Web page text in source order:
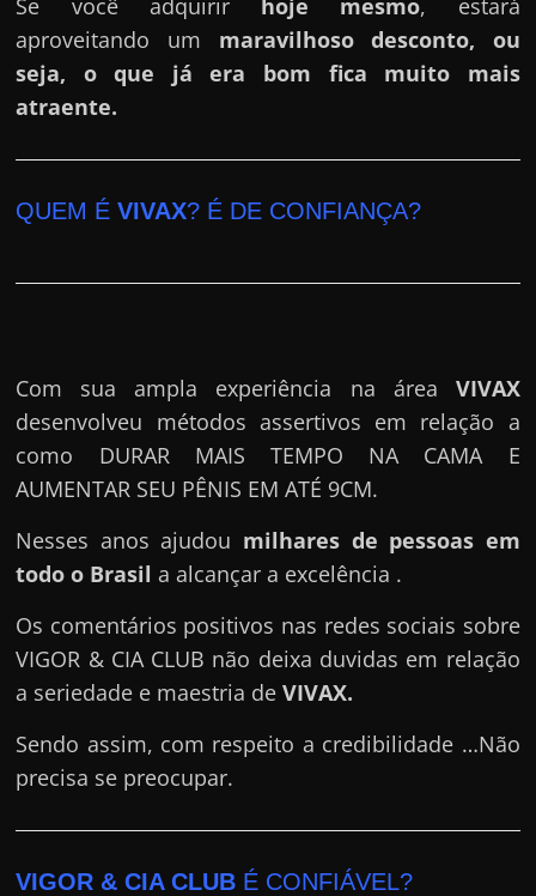
aproveitando um maravilhoso desconto, ou
seja, o que já era bom fica muito mais
atraente.
QUEM ÉVIVAX? É DE CONFIANÇA?
Com sua ampla experiência na área VIVAX
desenvolveu métodos assertivos em relação a
como DURAR MAIS TEMPO NA CAMA E
AUMENTAR SEU PÊNIS EM ATÉ 9CM.
Nesses anos ajudou milhares de pessoas em
todo o Brasil a alcançar a excelência .
Os comentários positivos nas redes sociais sobre
VIGOR & CIA CLUB não deixa duvidas em relação
a seriedade e maestria deVIVAX.
Sendo assim, com respeito a credibilidade …Não
precisa se preocupar.
VIGOR & CIA CLUB É CONFIÁVEL?